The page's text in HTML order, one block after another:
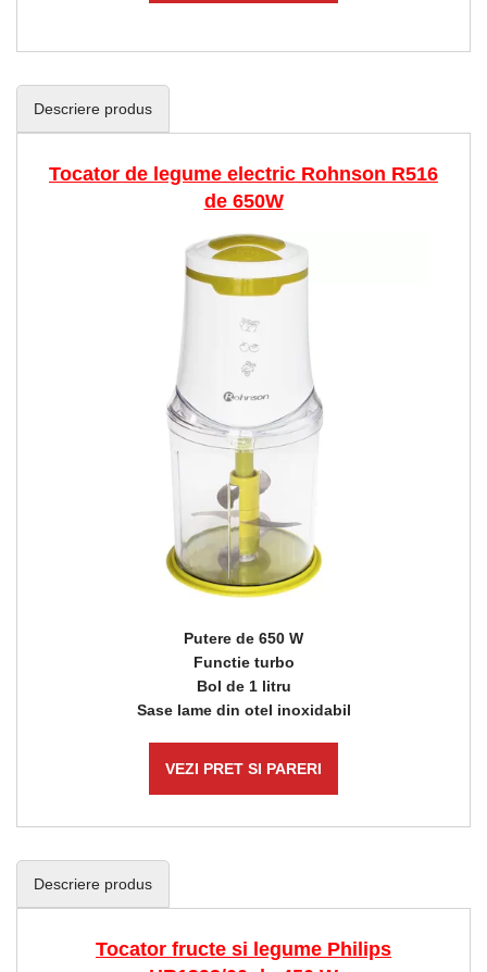
Descriere produs
Tocator de legume electric Rohnson R516
de 650W
Putere de 650 W
Functie turbo
Bol de 1 litru
Sase lame din otel inoxidabil
VEZI PRET SI PARERI
Descriere produs
Tocator fructe si legume Philips